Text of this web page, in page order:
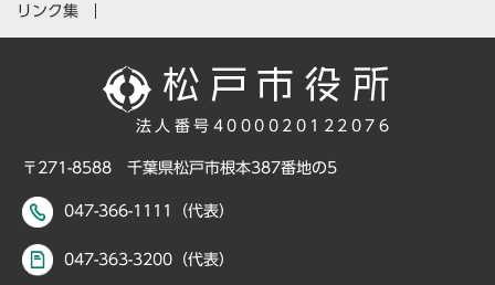
リンク集
法人番号4000020122076
〒271-8588 千葉県松戸市根本387番地の5
047-366-1111（代表）
047-363-3200（代表）